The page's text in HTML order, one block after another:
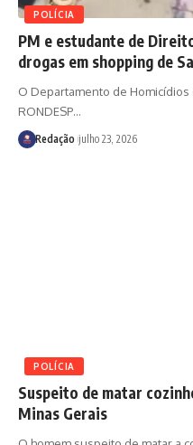
POLÍCIA
PM e estudante de
drogas em shopping de
O Departamento de Homicídios
RONDESP…
Redação julho 23, 2026
POLÍCIA
Suspeito de matar
Minas Gerais